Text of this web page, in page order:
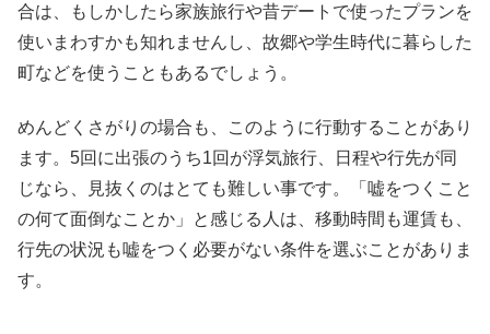
合は、もしかしたら家族旅行や昔デートで使ったプランを
使いまわすかも知れませんし、故郷や学生時代に暮らした
町などを使うこともあるでしょう。
めんどくさがりの場合も、このように行動することがあり
ます。5回に出張のうち1回が浮気旅行、日程や行先が同
じなら、見抜くのはとても難しい事です。「嘘をつくこと
の何て面倒なことか」と感じる人は、移動時間も運賃も、
行先の状況も嘘をつく必要がない条件を選ぶことがありま
す。